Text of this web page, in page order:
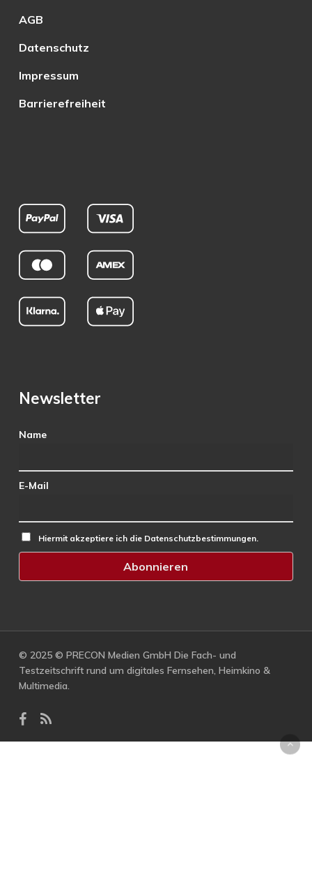
AGB
Datenschutz
Impressum
Barrierefreiheit
Newsletter
Name
E-Mail
Hiermit akzeptiere ich die Datenschutzbestimmungen.
© 2025 © PRECON Medien GmbH Die Fach- und
Testzeitschrift rund um digitales Fernsehen, Heimkino &
Multimedia.
facebook
RSS